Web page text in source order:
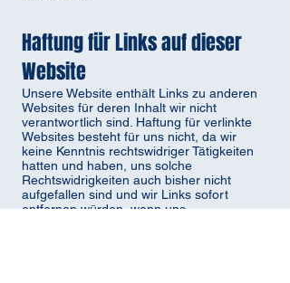
Haftung für Links auf dieser
Website
Unsere Website enthält Links zu anderen
Websites für deren Inhalt wir nicht
verantwortlich sind. Haftung für verlinkte
Websites besteht für uns nicht, da wir
keine Kenntnis rechtswidriger Tätigkeiten
hatten und haben, uns solche
Rechtswidrigkeiten auch bisher nicht
aufgefallen sind und wir Links sofort
entfernen würden, wenn uns